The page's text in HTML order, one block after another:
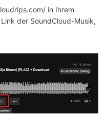
in Ihrem
der SoundCloud-Musik,